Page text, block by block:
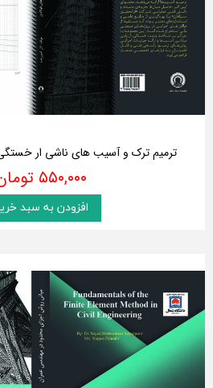
ترمیم ترک و آسیب های ناشی ار
۵۵۰,۰۰۰ تومان
افزودن به سبد